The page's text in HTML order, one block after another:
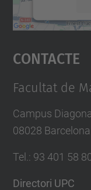
Contacte
Facultat de
Campus
08028 Barcelona
Tel. : 93 401 58
Directori UPC